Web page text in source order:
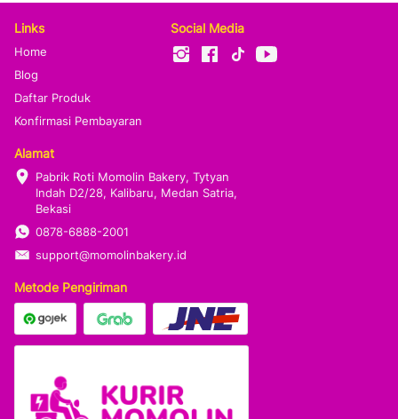
Links
Home
Blog
Daftar Produk
Konfirmasi Pembayaran
Social Media
Alamat
Pabrik Roti Momolin Bakery, Tytyan
Indah D2/28, Kalibaru, Medan Satria,
Bekasi
0878-6888-2001
support@momolinbakery.id
Metode Pengiriman